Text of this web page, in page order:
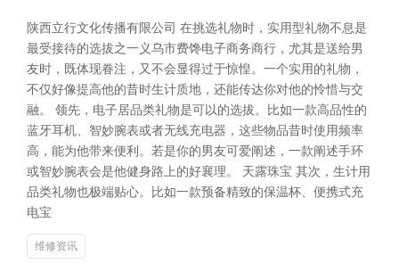
陕西立行文化传播有限公司 在挑选礼物时，实用型礼物不息是
最受接待的选拔之一义乌市费馋电子商务商行，尤其是送给男
友时，既体现眷注，又不会显得过于惊惶。一个实用的礼物，
不仅好像提高他的昔时生计质地，还能传达你对他的怜惜与交
融。 领先，电子居品类礼物是可以的选拔。比如一款高品性的
蓝牙耳机、智妙腕表或者无线充电器，这些物品昔时使用频率
高，能为他带来便利。若是你的男友可爱阐述，一款阐述手环
或智妙腕表会是他健身路上的好襄理。 天露珠宝 其次，生计用
品类礼物也极端贴心。比如一款预备精致的保温杯、便携式充
电宝
维修资讯